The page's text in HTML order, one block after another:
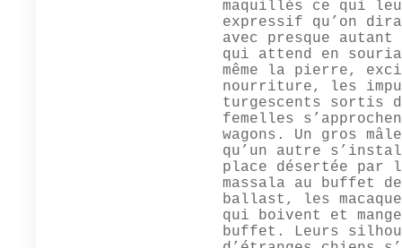
maquillés ce qui
expressif qu’on
avec presque
qui attend en
même la pierre,
nourriture, les
turgescents sortis
femelles
wagons. Un gros
qu’un autre
place désertée
massala au buffet
ballast, les
qui boivent et
buffet. Leurs